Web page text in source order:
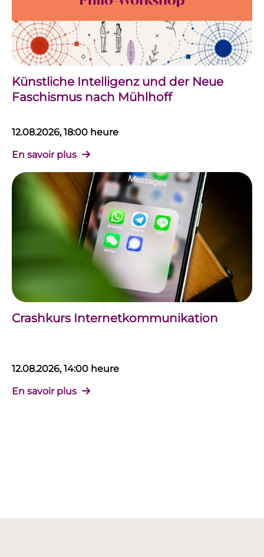
Künstliche Intelligenz und der Neue
Faschismus nach Mühlhoff
12.08.2026, 18:00 heure
En savoir plus
Crashkurs Internetkommunikation
12.08.2026, 14:00 heure
En savoir plus